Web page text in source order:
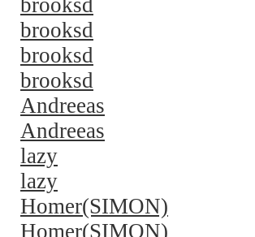
brooksd
brooksd
brooksd
brooksd
Andreeas
Andreeas
lazy
lazy
Homer(SIMON)
Homer(SIMON)